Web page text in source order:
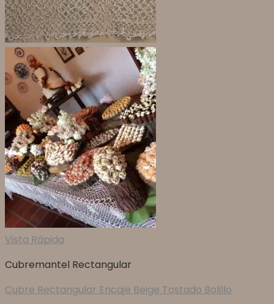
Vista Rápida
Cubremantel Rectangular
Cubre Rectangular Encaje Beige Tostado Bolillo